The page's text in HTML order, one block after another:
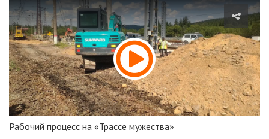
Рабочий процесс на «Трассе мужества»